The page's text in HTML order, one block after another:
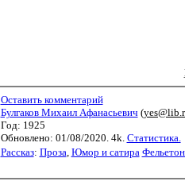
Оставить комментарий
Булгаков Михаил Афанасьевич (
Год: 1925
Обновлено: 01/08/2020. 4k. Статистика.
Рассказ: Проза Юмор и сатира